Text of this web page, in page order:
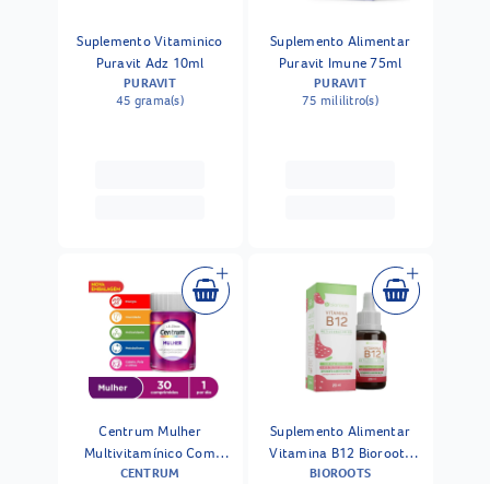
Suplemento Vitaminico
Puravit Adz 10ml
PURAVIT
45 grama(s)
Suplemento Alimentar
Puravit Imune 75ml
PURAVIT
75 mililitro(s)
Centrum Mulher
Multivitamínico Com
Vitaminas E Minerais De A
CENTRUM
Suplemento Alimentar
Vitamina B12 Bioroots
Gotas 20ml
BIOROOTS